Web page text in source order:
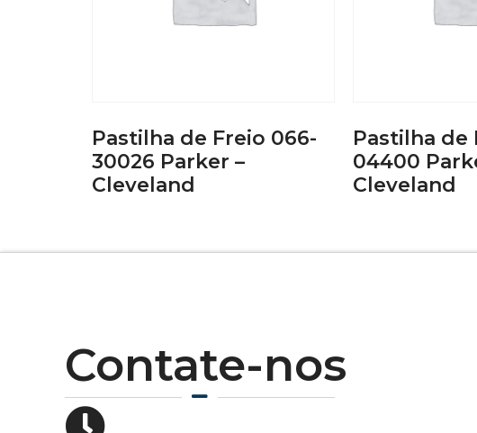
Pastilha de Freio 066-
30026 Parker –
Cleveland
Pastilha de
04400
Cleveland
Contate-nos